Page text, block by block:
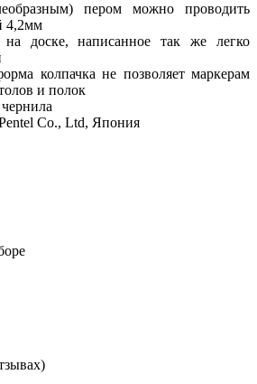
пером можно проводить
4,2мм
доске, написанное так же легко
колпачка не позволяет маркерам
и полок
Co., Ltd, Япония